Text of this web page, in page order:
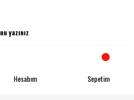
Hesabım Sepetim